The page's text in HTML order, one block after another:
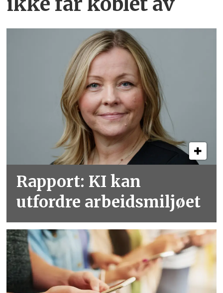
Rapport: KI kan
utfordre arbeidsmiljøet